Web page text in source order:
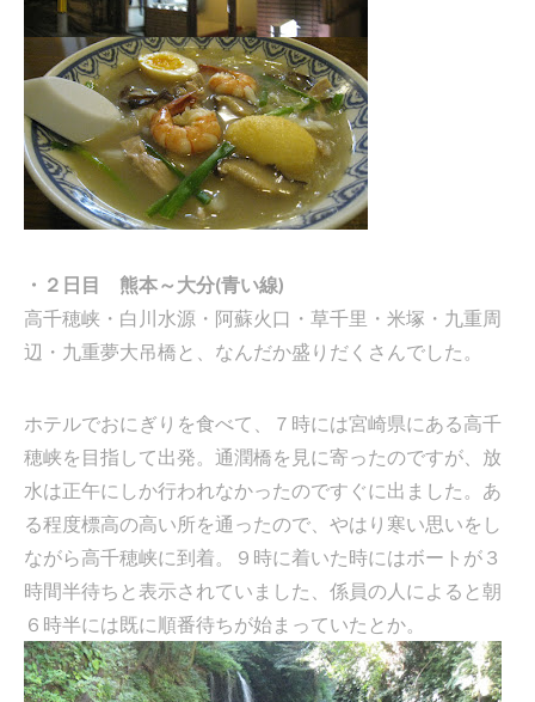
・２日目 熊本～大分(青い線)
高千穂峡・白川水源・阿蘇火口・草千里・米塚・九重周
辺・九重夢大吊橋と、なんだか盛りだくさんでした。
ホテルでおにぎりを食べて、７時には宮崎県にある高千
穂峡を目指して出発。通潤橋を見に寄ったのですが、放
水は正午にしか行われなかったのですぐに出ました。あ
る程度標高の高い所を通ったので、やはり寒い思いをし
ながら高千穂峡に到着。９時に着いた時にはボートが３
時間半待ちと表示されていました、係員の人によると朝
６時半には既に順番待ちが始まっていたとか。